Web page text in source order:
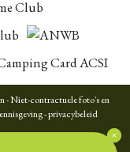
- Niet-contractuele foto's en
-privacybeleid